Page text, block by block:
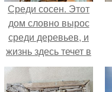
Среди сосен. Этот
дом словно вырос
среди деревьев, и
жизнь здесь течет в
собственном ритме
- спокойно, без